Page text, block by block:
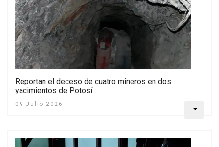
Reportan el deceso de cuatro mineros en dos
yacimientos de Potosí
09 Julio 2026